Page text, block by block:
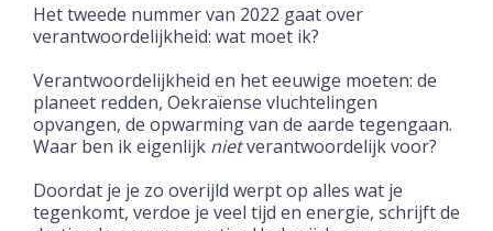
Het tweede nummer van 2022 gaat over
verantwoordelijkheid: wat moet ik?
Verantwoordelijkheid en het eeuwige moeten: de
planeet redden, Oekraïense vluchtelingen
opvangen, de opwarming van de aarde tegengaan.
Waar ben ik eigenlijk nietverantwoordelijk voor?
Doordat je je zo overijld werpt op alles wat je
tegenkomt, verdoe je veel tijd en energie, schrijft de